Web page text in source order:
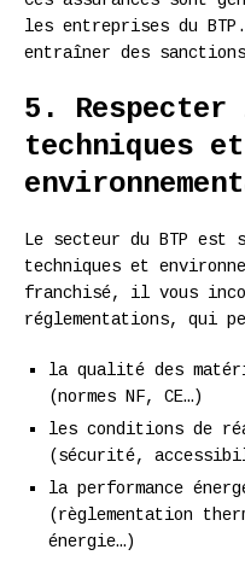
les entreprises du
entraîner des
5. Respecter
techniques et
Le secteur du BTP est
techniques et
franchisé, il vous
réglementations, qui
la qualité des
(normes NF, CE…)
les conditions de
(sécurité,
la performance
(règlementation
énergie…)